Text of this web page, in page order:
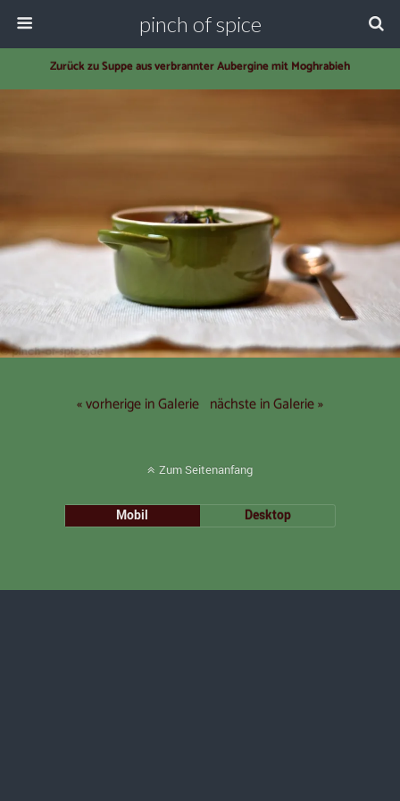
pinch of spice
Zurück zu Suppe aus verbrannter Aubergine mit Moghrabieh
« vorherige in Galerie nächste in Galerie »
Zum Seitenanfang
Mobil Desktop